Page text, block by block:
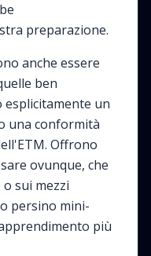
preparazione.
anche essere
ben
esplicitamente un
una conformità
Offrono
ovunque, che
sui mezzi
persino mini-
più